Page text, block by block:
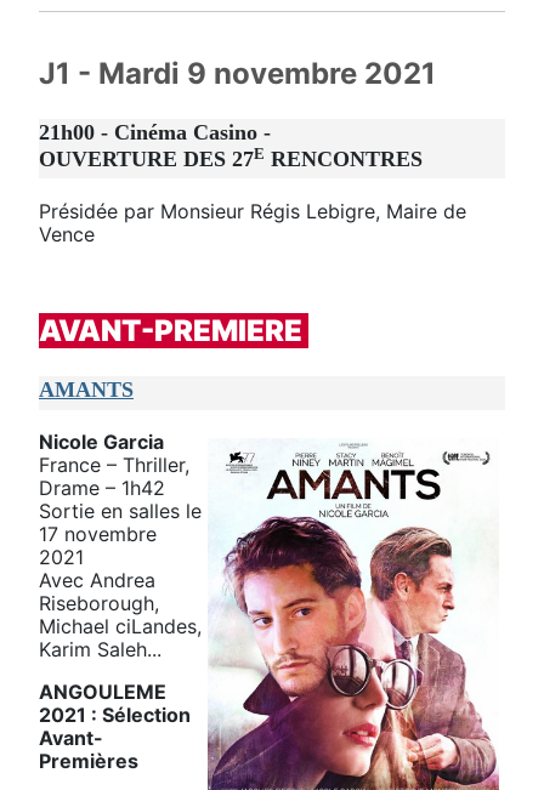
J1 - Mardi 9 novembre 2021
21h00 - Cinéma Casino -
OUVERTURE DES 27E RENCONTRES
Présidée par Monsieur Régis Lebigre, Maire de
Vence
AVANT-PREMIERE
AMANTS
Nicole Garcia
France – Thriller,
Drame – 1h42
Sortie en salles le
17 novembre
2021
Avec Andrea
Riseborough,
Michael ciLandes,
Karim Saleh...
ANGOULEME
2021 : Sélection
Avant-
Premières